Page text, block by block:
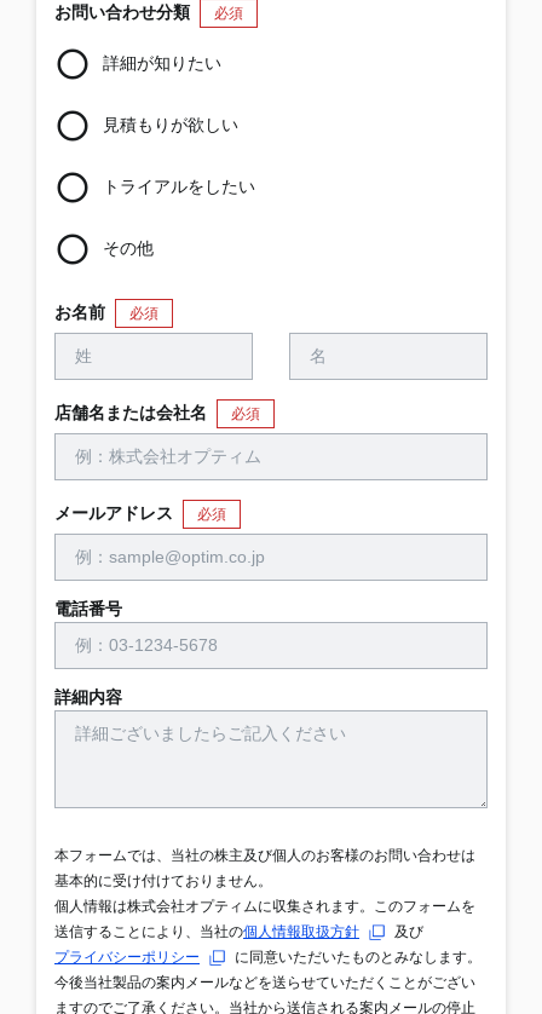
お問い合わせ分類 必須
詳細が知りたい
見積もりが欲しい
トライアルをしたい
その他
お名前 必須
店舗名または会社名 必須
メールアドレス 必須
電話番号
詳細内容
本フォームでは、当社の株主及び個人のお客様のお問い合わせは
基本的に受け付けておりません。
個人情報は株式会社オプティムに収集されます。このフォームを
送信することにより、当社の個人情報取扱方針
及び
プライバシーポリシー
に同意いただいたものとみなします。
今後当社製品の案内メールなどを送らせていただくことがござい
ますのでご了承ください。当社から送信される案内メールの停止